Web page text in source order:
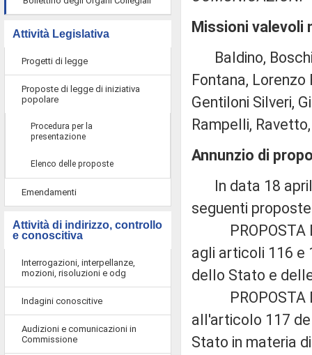
Attività Legislativa
Progetti di legge
Proposte di legge di iniziativa
popolare
Procedura per la
presentazione
Elenco delle proposte
Emendamenti
Attività di indirizzo, controllo
e conoscitiva
Interrogazioni, interpellanze,
mozioni, risoluzioni e odg
Indagini conoscitive
Audizioni e comunicazioni in
Commissione
Missioni valevoli
Baldino, Boschi,
Fontana, Lorenzo
Gentiloni Silveri,
Rampelli,
Annunzio di
In data 18
seguenti
PROPOSTA DI
agli articoli 116 e
dello Stato e
PROPOSTA DI
all'articolo 117
Stato in materia